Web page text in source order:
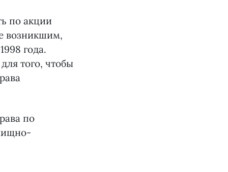
по акции
возникшим,
года.
того, чтобы
по